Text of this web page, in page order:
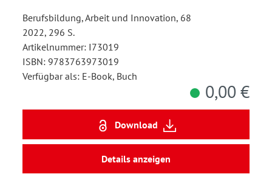
Berufsbildung, Arbeit und Innovation, 68
2022, 296 S.
Artikelnummer: I73019
ISBN: 9783763973019
Verfügbar als: E-Book, Buch
0,00 €
Download
Details anzeigen